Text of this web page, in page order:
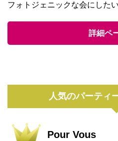
フォトジェニックな会にした
詳細ペ
人気のパーティ
Pour Vous